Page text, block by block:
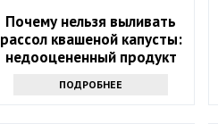
Почему нельзя выливать
рассол квашеной капусты:
недооцененный продукт
ПОДРОБНЕЕ